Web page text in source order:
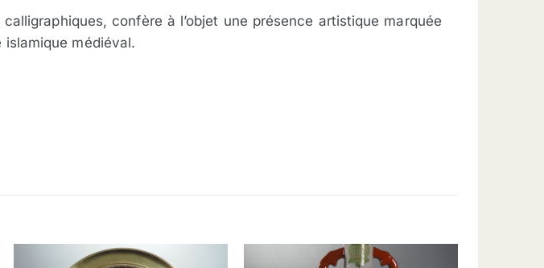
confère à l’objet une présence artistique marquée
médiéval.